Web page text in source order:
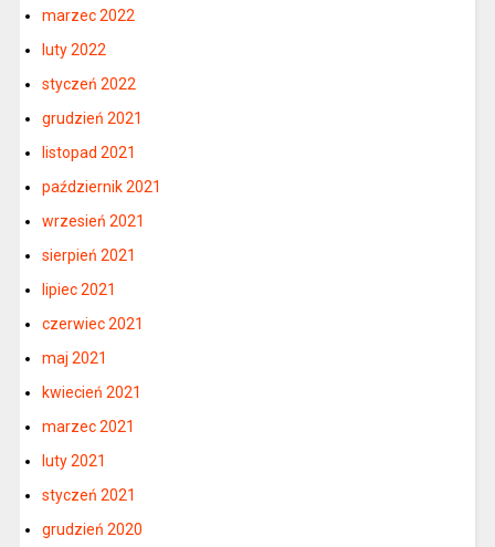
marzec 2022
luty 2022
styczeń 2022
grudzień 2021
listopad 2021
październik 2021
wrzesień 2021
sierpień 2021
lipiec 2021
czerwiec 2021
maj 2021
kwiecień 2021
marzec 2021
luty 2021
styczeń 2021
grudzień 2020